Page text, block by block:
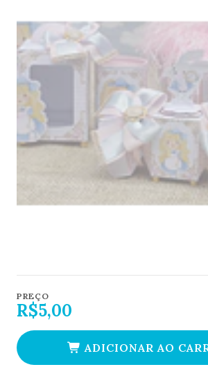
PREÇO
R$5,00
ADICIONAR AO